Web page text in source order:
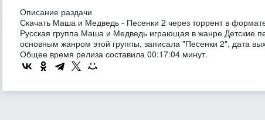
Описание раздачи
Скачать Маша и Медведь - Песенки 2 через торрент в
Русская группа Маша и Медведь играющая в жанре Детские
основным жанром этой группы, записала "Песенки 2", дата
Общее время релиза составила 00:17:04 минут.